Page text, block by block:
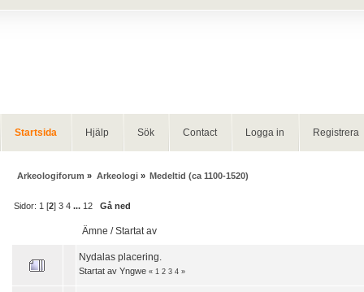
Startsida Hjälp Sök Contact Logga in Registrera
Arkeologiforum » Arkeologi» Medeltid (ca 1100-1520)
Sidor: 1 [2]3 4 ... 12 Gå ned
Ämne /Startat av
Nydalas placering.
Startat av Yngwe « 1 2 3 4 »